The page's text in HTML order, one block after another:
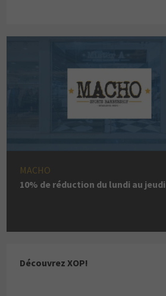
MACHO
10% de réduction du lundi au jeudi
Découvrez XOP!